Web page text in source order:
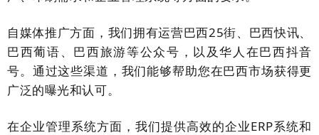
自媒体推广方面，我们拥有运营巴西25街、巴西快讯、
巴西葡语、巴西旅游等公众号，以及华人在巴西抖音
号。通过这些渠道，我们能够帮助您在巴西市场获得更
广泛的曝光和认可。
在企业管理系统方面，我们提供高效的企业ERP系统和